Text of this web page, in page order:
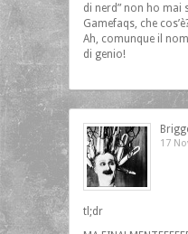
di nerd” non ho mai
Gamefaqs, che
Ah, comunque il
di genio!
17
tl;dr